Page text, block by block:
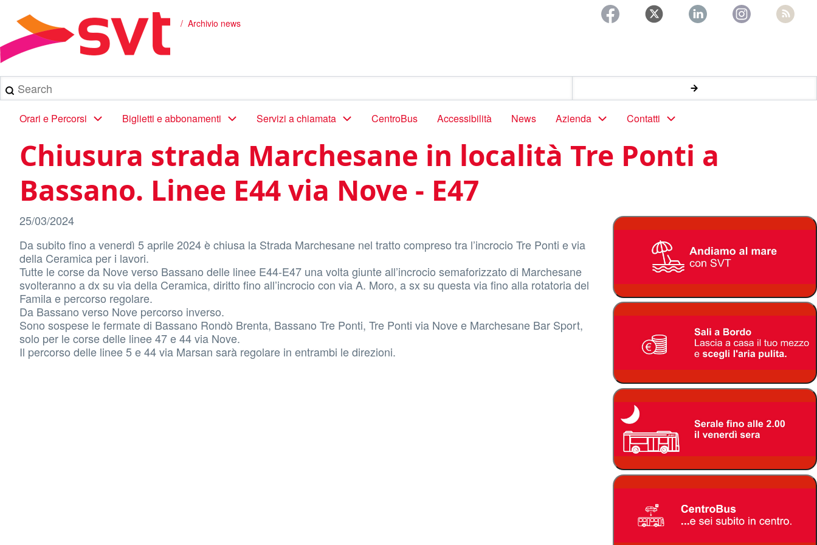
contenuto
principale
Briciole
di
pane
Archivio news
Search
Main
navigation
Orari e Percorsi Biglietti e abbonamenti Servizi a chiamata CentroBus Accessibilità News Azienda Contatti
Chiusura strada Marchesane in località Tre Ponti a
Bassano. Linee E44 via Nove - E47
25/03/2024
Da subito fino a venerdì 5 aprile 2024 è chiusa la Strada Marchesane nel tratto compreso tra l’incrocio Tre Ponti e via
della Ceramica per i lavori.
Tutte le corse da Nove verso Bassano delle linee E44-E47 una volta giunte all’incrocio semaforizzato di Marchesane
svolteranno a dx su via della Ceramica, diritto fino all’incrocio con via A. Moro, a sx su questa via fino alla rotatoria del
Famila e percorso regolare.
Da Bassano verso Nove percorso inverso.
Sono sospese le fermate di Bassano Rondò Brenta, Bassano Tre Ponti, Tre Ponti via Nove e Marchesane Bar Sport,
solo per le corse delle linee 47 e 44 via Nove.
Il percorso delle linee 5 e 44 via Marsan sarà regolare in entrambi le direzioni.